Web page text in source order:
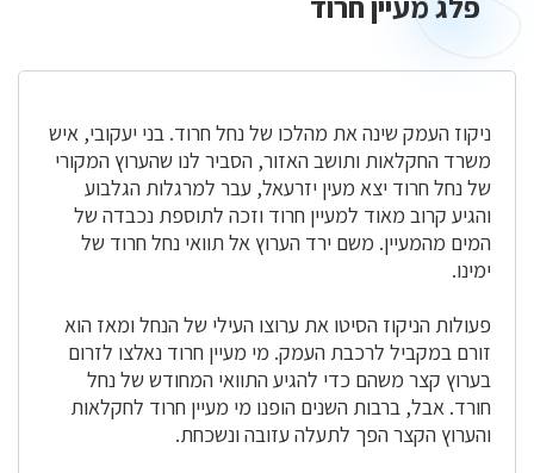
ניקוז העמק שינה את מהלכו של נחל חרוד. בני יעקובי, איש
משרד החקלאות ותושב האזור, הסביר לנו שהערוץ המקורי
של נחל חרוד יצא מעין יזרעאל, עבר למרגלות הגלבוע
והגיע קרוב מאוד למעיין חרוד וזכה לתוספת נכבדה של
המים מהמעיין. משם ירד הערוץ אל תוואי נחל חרוד של
ימינו.
פעולות הניקוז הסיטו את ערוצו העילי של הנחל ומאז הוא
זורם במקביל לרכבת העמק. מי מעיין חרוד נאלצו לזרום
בערוץ קצר משהם כדי להגיע התוואי המחודש של נחל
חורד. אבל, ברבות השנים הופנו מי מעיין חרוד לחקלאות
והערוץ הקצר הפך לתעלה עזובה ונשכחת.